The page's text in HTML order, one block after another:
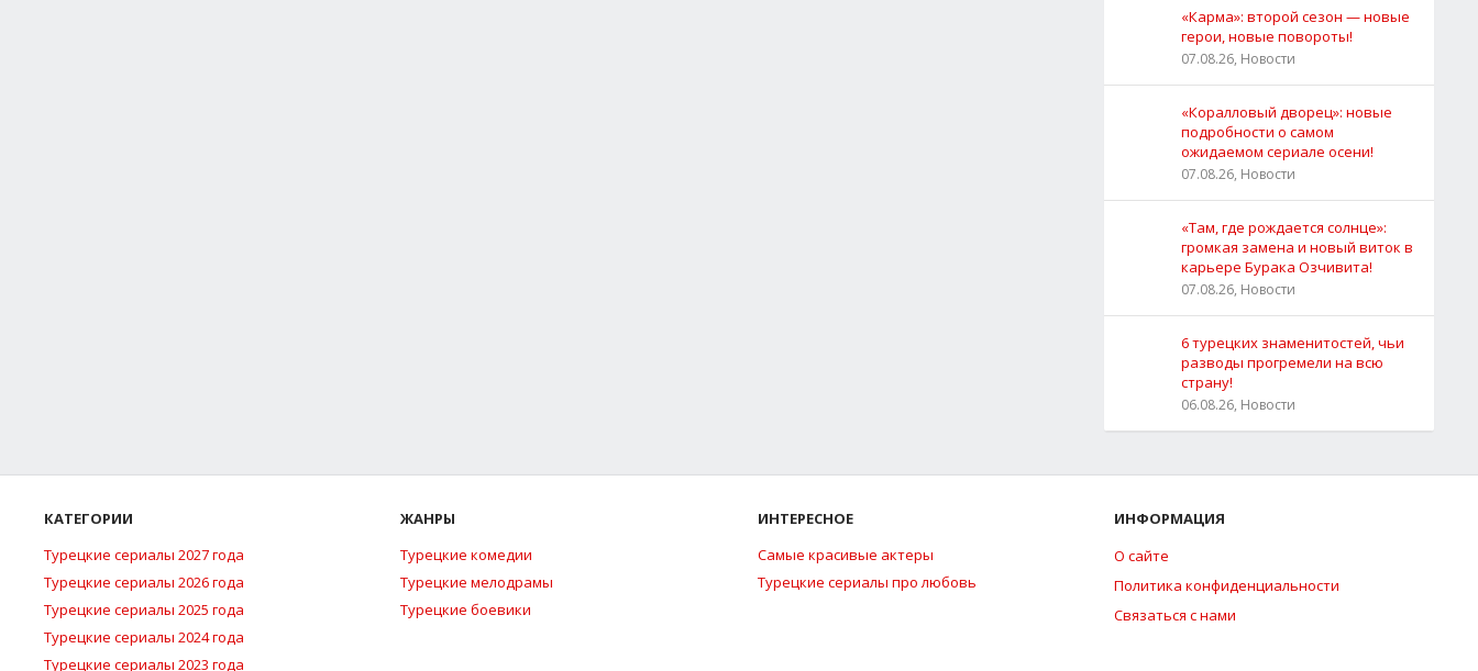
«Карма»: второй сезон — новые
герои, новые повороты!
07.08.26, Новости
«Коралловый дворец»: новые
подробности о самом
ожидаемом сериале осени!
07.08.26, Новости
«Там, где рождается солнце»:
громкая замена и новый виток в
карьере Бурака Озчивита!
07.08.26, Новости
6 турецких знаменитостей, чьи
разводы прогремели на всю
страну!
06.08.26, Новости
КАТЕГОРИИ
Турецкие сериалы 2027 года
Турецкие сериалы 2026 года
Турецкие сериалы 2025 года
Турецкие сериалы 2024 года
Турецкие сериалы 2023 года
ЖАНРЫ
Турецкие комедии
Турецкие мелодрамы
Турецкие боевики
ИНТЕРЕСНОЕ
Самые красивые актеры
Турецкие сериалы про любовь
ИНФОРМАЦИЯ
О сайте
Политика конфиденциальности
Связаться с нами